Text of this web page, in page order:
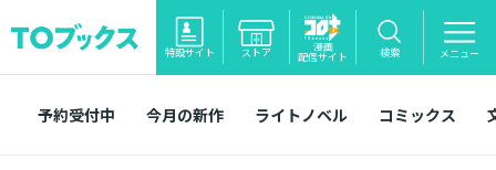
特設サイト ストア 漫画
配信サイト 検索 メニュー
予約受付中 今月の新作 ライトノベル コミックス